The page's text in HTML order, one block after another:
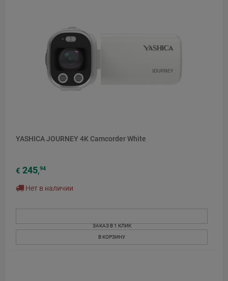
YASHICA JOURNEY 4K Camcorder White
€ 245,94
Нет в наличии
ЗАКАЗ В 1 КЛИК
В КОРЗИНУ